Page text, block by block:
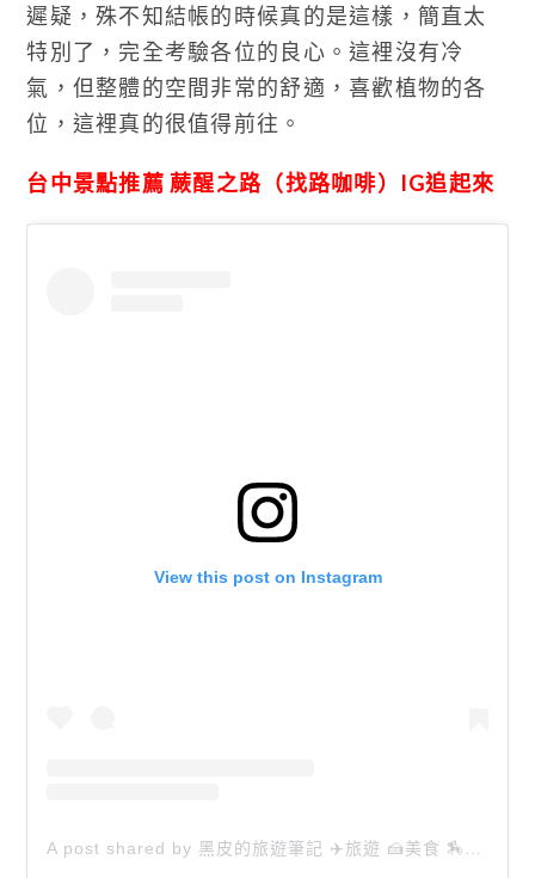
遲疑，殊不知結帳的時候真的是這樣，簡直太
特別了，完全考驗各位的良心。這裡沒有冷
氣，但整體的空間非常的舒適，喜歡植物的各
位，這裡真的很值得前往。
台中景點推薦 蕨醒之路（找路咖啡）IG追起來
View this post on Instagram